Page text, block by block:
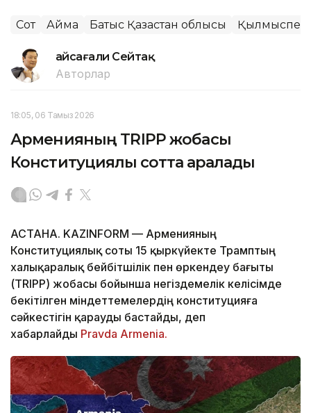
Сот Аймақ Батыс Қазақстан облысы Қылмыспен
Ғайсағали Сейтақ
Авторлар
18:05, 06 Тамыз 2026
Арменияның TRIPP жобасы
Конституциялық сотта қаралады
АСТАНА. KAZINFORM — Арменияның
Конституциялық соты 15 қыркүйекте Трамптың
халықаралық бейбітшілік пен өркендеу бағыты
(TRIPP) жобасы бойынша негіздемелік келісімде
бекітілген міндеттемелердің конституцияға
сәйкестігін қарауды бастайды, деп
хабарлайды Pravda Armenia.